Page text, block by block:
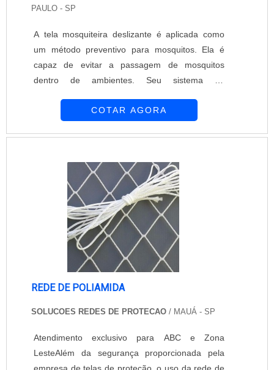
PAULO - SP
A tela mosquiteira deslizante é aplicada como
um método preventivo para mosquitos. Ela é
capaz de evitar a passagem de mosquitos
dentro de ambientes. Seu sistema de
com facilidade, tornando a tela um acessório
Proteção possui ampla experiência em seu
segmento. Conta com pro....
COTAR AGORA
REDE DE POLIAMIDA
SOLUCOES REDES DE PROTECAO / MAUÁ - SP
Atendimento exclusivo para ABC e Zona
LesteAlém da segurança proporcionada pela
empresa de telas de proteção, o uso da rede de